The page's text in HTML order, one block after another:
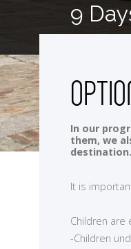
9
In our
them, we
It is
Children are
-Children